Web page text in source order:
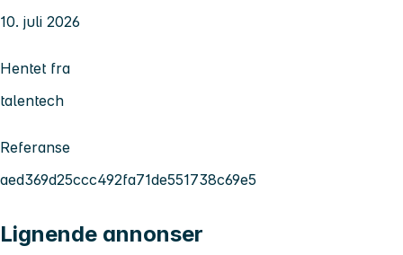
10. juli 2026
Hentet fra
talentech
Referanse
aed369d25ccc492fa71de551738c69e5
Lignende annonser